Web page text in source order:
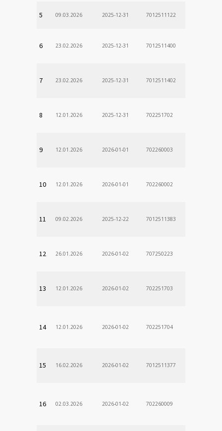
5 09.03.2026 2025-12-31 7012511122
6 23.02.2026 2025-12-31 7012511400
7 23.02.2026 2025-12-31 7012511402
8 12.01.2026 2025-12-31 702251702
9 12.01.2026 2026-01-01 702260003
10 12.01.2026 2026-01-01 702260002
11 09.02.2026 2025-12-22 7012511383
12 26.01.2026 2026-01-02 707250223
13 12.01.2026 2026-01-02 702251703
14 12.01.2026 2026-01-02 702251704
15 16.02.2026 2026-01-02 7012511377
16 02.03.2026 2026-01-02 702260009